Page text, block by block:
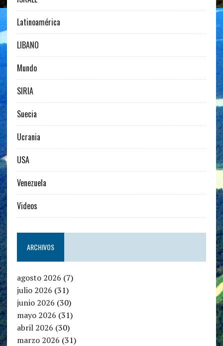
Latinoamérica
LIBANO
Mundo
SIRIA
Suecia
Ucrania
USA
Venezuela
Videos
ARCHIVOS
agosto 2026 (7)
julio 2026 (31)
junio 2026 (30)
mayo 2026 (31)
abril 2026 (30)
marzo 2026 (31)